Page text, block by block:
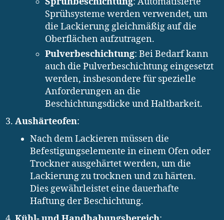
Sprühsysteme werden verwendet, um
die Lackierung gleichmäßig auf die
Oberflächen aufzutragen.
Pulverbeschichtung: Bei Bedarf kann
auch die Pulverbeschichtung eingesetzt
werden, insbesondere für spezielle
Anforderungen an die
Beschichtungsdicke und Haltbarkeit.
Aushärteofen:
Nach dem Lackieren müssen die
Befestigungselemente in einem Ofen oder
Trockner ausgehärtet werden, um die
Lackierung zu trocknen und zu härten.
Dies gewährleistet eine dauerhafte
Haftung der Beschichtung.